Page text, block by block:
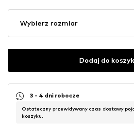
Wybierz rozmiar
Dodaj do
3 - 4 dni robocze
Ostateczny przewidywany czas dostawy
koszyku.